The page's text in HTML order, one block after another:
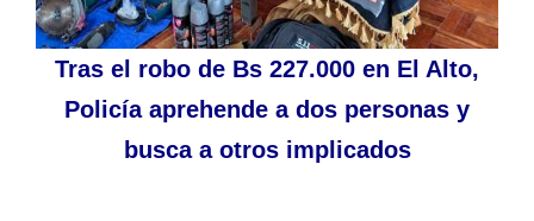
Tras el robo de Bs 227.000 en El Alto,
Policía aprehende a dos personas y
busca a otros implicados